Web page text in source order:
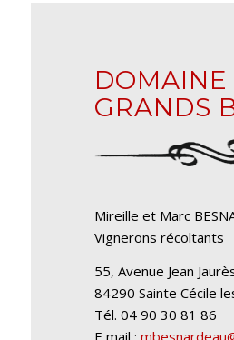
DOMAINE
GRANDS
Mireille et Marc
Vignerons récoltants
55, Avenue Jean
84290 Sainte Cécile
Tél. 04 90 30 81 86